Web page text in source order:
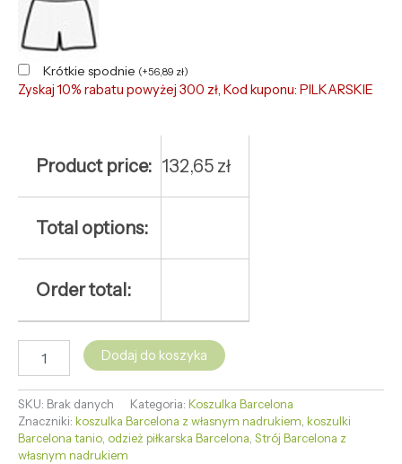
Krótkie spodnie (+56,89 zł)
Zyskaj 10% rabatu powyżej 300 zł, Kod kuponu: PILKARSKIE
Product price: 132,65 zł
Total options:
Order total:
Dodaj do koszyka
SKU: Brak danych Kategoria: Koszulka Barcelona
Znaczniki: koszulka Barcelona z własnym nadrukiem, koszulki
Barcelona tanio, odzież piłkarska Barcelona, Strój Barcelona z
własnym nadrukiem